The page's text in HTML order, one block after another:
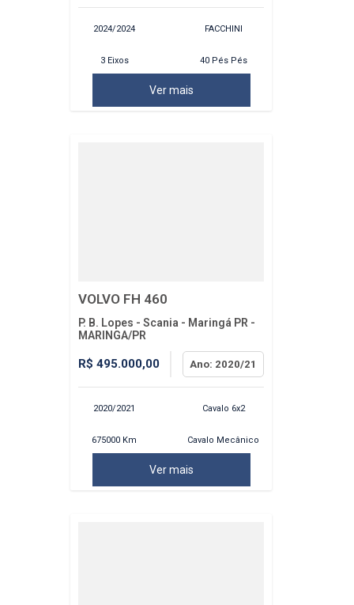
2024/2024 FACCHINI
3 Eixos 40 Pés Pés
Ver mais
VOLVO FH 460
P. B. Lopes - Scania - Maringá PR -
MARINGA/PR
R$ 495.000,00 Ano: 2020/21
2020/2021 Cavalo 6x2
675000 Km Cavalo Mecânico
Ver mais